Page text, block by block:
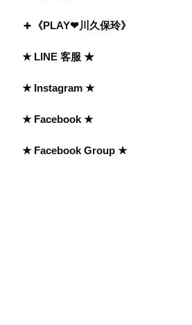
《PLAY❤川久保玲》
★ LINE 客服 ★
★ Instagram ★
★ Facebook ★
★ Facebook Group ★